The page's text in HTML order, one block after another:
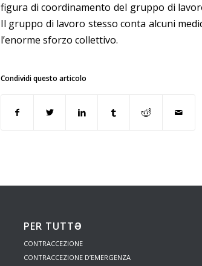
figura di coordinamento del gruppo di
Il gruppo di lavoro stesso conta alcuni
l’enorme sforzo collettivo.
Condividi questo articolo
PER TUTTƏ
CONTRACCEZIONE
CONTRACCEZIONE D’EMERGENZA